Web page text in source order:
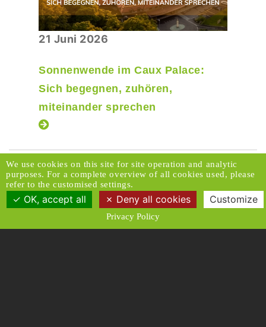
21 Juni 2026
Sonnenwende im Caux Palace:
Sich begegnen, zuhören,
miteinander sprechen
Spenden Sie hier
Abonnieren Sie unseren
Newsletter
We use cookies on this site for site operation and analytic
purposes. For a complete overview of all cookies used, please
refer to the customised settings.
OK, accept all Deny all cookies Customize
Privacy Policy